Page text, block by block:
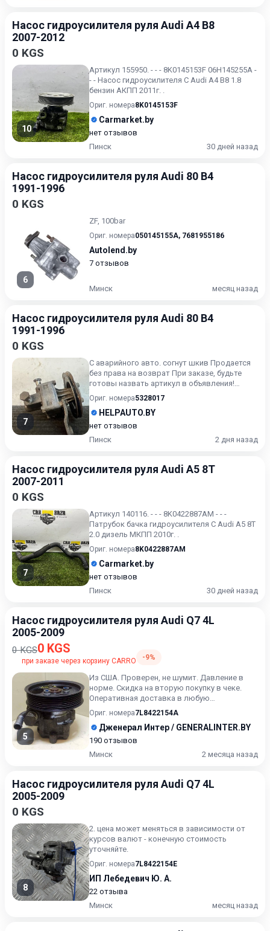
Насос гидроусилителя руля Audi A4 B8
2007-2012
0 KGS
10
Артикул 155950. - - - 8K0145153F 06H145255A -
- - Насос гидроусилителя С Audi A4 B8 1.8
бензин АКПП 2011г. .
Ориг. номера8K0145153F
Carmarket.by
нет отзывов
Пинск
30 дней назад
Насос гидроусилителя руля Audi 80 B4
1991-1996
0 KGS
6
ZF, 100bar
Ориг. номера050145155A, 7681955186
Autolend.by
7 отзывов
Минск месяц назад
Насос гидроусилителя руля Audi 80 B4
1991-1996
0 KGS
7
С аварийного авто. согнут шкив Продается
без права на возврат При заказе, будьте
готовы назвать артикул в объявления!
Убедительная просьба,...
Ориг. номера5328017
HELPAUTO.BY
нет отзывов
Пинск
2 дня назад
Насос гидроусилителя руля Audi A5 8T
2007-2011
0 KGS
7
Артикул 140116. - - - 8K0422887AM - - -
Патрубок бачка гидроусилителя С Audi A5 8T
2.0 дизель МКПП 2010г. .
Ориг. номера8K0422887AM
Carmarket.by
нет отзывов
Пинск
30 дней назад
Насос гидроусилителя руля Audi Q7 4L
2005-2009
0 KGS0 KGS
при заказе через корзину CARRO -9%
5
Из США. Проверен, не шумит. Давление в
норме. Скидка на вторую покупку в чеке.
Оперативная доставка в любую
точку.Быстрая доставка в любую т...
Ориг. номера7L8422154A
Дженерал Интер / GENERALINTER.BY
190 отзывов
Минск
2 месяца назад
Насос гидроусилителя руля Audi Q7 4L
2005-2009
0 KGS
8
2. цена может меняться в зависимости от
курсов валют - конечную стоимость
уточняйте.
Ориг. номера7L8422154E
ИП Лебедевич Ю. А.
22 отзыва
Минск
месяц назад